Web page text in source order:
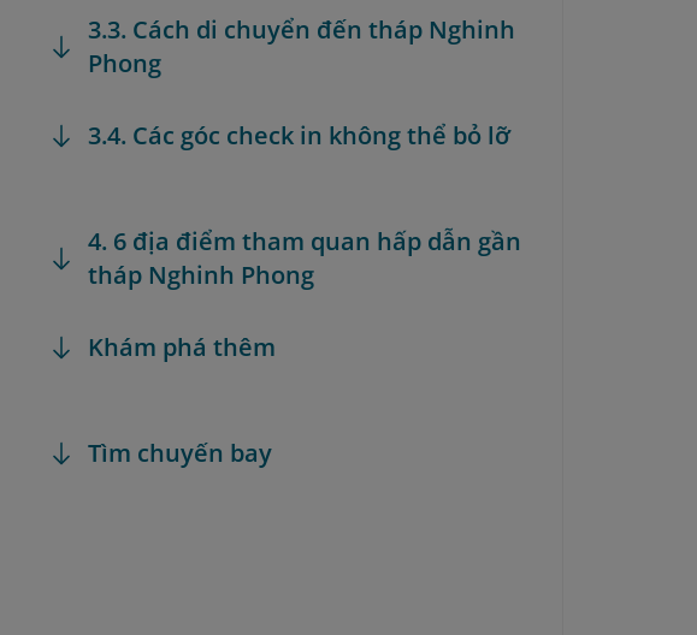
3.3. Cách di chuyển đến tháp Nghinh
Phong
3.4. Các góc check in không thể bỏ lỡ
4. 6 địa điểm tham quan hấp dẫn gần
tháp Nghinh Phong
Khám phá thêm
Tìm chuyến bay